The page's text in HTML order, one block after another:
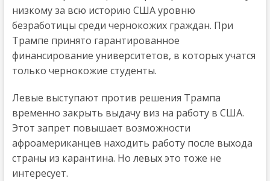
низкому за всю историю США уровню
безработицы среди чернокожих граждан. При
Трампе принято гарантированное
финансирование университетов, в которых учатся
только чернокожие студенты.
Левые выступают против решения Трампа
временно закрыть выдачу виз на работу в США.
Этот запрет повышает возможности
афроамериканцев находить работу после выхода
страны из карантина. Но левых это тоже не
интересует.